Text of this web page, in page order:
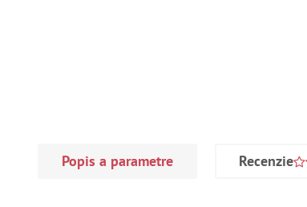
Popis a parametre Recenzie